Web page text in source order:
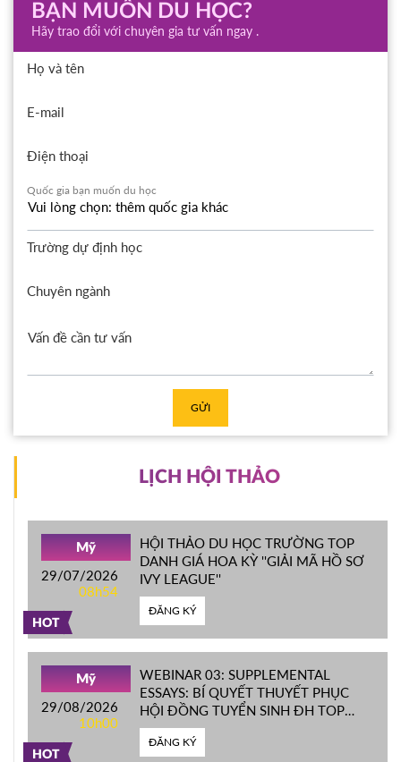
BẠN MUỐN DU HỌC?
Hãy trao đổi với chuyên gia tư vấn ngay .
Họ và tên
E-mail
Điện thoại
Quốc gia bạn muốn du học
Trường dự định học
Chuyên ngành
GỬI
LỊCH HỘI THẢO
HOT
Mỹ
29/07/2026
08h54
HỘI THẢO DU HỌC TRƯỜNG TOP
DANH GIÁ HOA KỲ ''GIẢI MÃ HỒ SƠ
IVY LEAGUE''
ĐĂNG KÝ
HOT
Mỹ
29/08/2026
10h00
WEBINAR 03: SUPPLEMENTAL
ESSAYS: BÍ QUYẾT THUYẾT PHỤC
HỘI ĐỒNG TUYỂN SINH ĐH TOP
ĐẦU MỸ
ĐĂNG KÝ